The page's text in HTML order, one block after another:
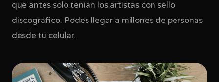
que antes solo tenian los artistas con sello
discografico. Podes llegar a millones de personas
desde tu celular.